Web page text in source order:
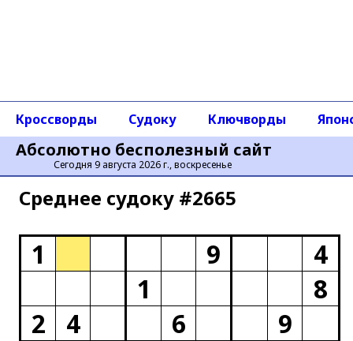
Абсолютно бесполезный сайт
Сегодня 9 августа 2026 г., воскресенье
Кроссворды Судоку Ключворды
Среднее cудоку #2665
1 9
4
1
8
2
4 6
9